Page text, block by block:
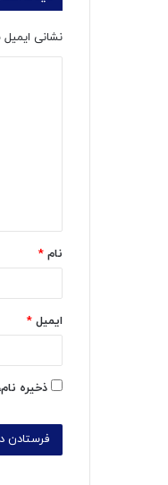
نشانی
*
نام *
ایمیل *
ذخیره